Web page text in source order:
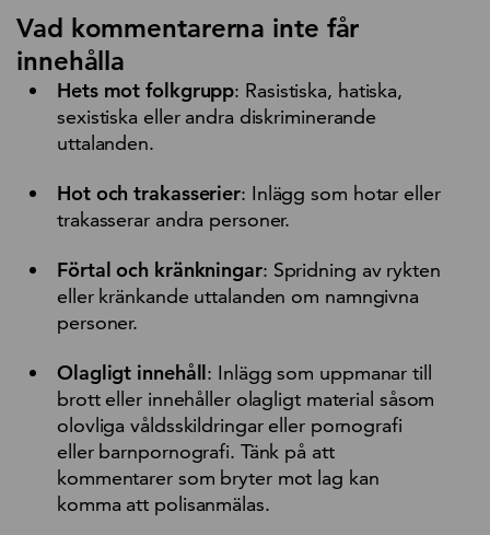
Vad kommentarerna inte får
innehålla
Hets mot folkgrupp: Rasistiska, hatiska,
sexistiska eller andra diskriminerande
uttalanden.
Hot och trakasserier: Inlägg som hotar eller
trakasserar andra personer.
Förtal och kränkningar: Spridning av rykten
eller kränkande uttalanden om namngivna
personer.
Olagligt innehåll: Inlägg som uppmanar till
brott eller innehåller olagligt material såsom
olovliga våldsskildringar eller pornografi
eller barnpornografi. Tänk på att
kommentarer som bryter mot lag kan
komma att polisanmälas.